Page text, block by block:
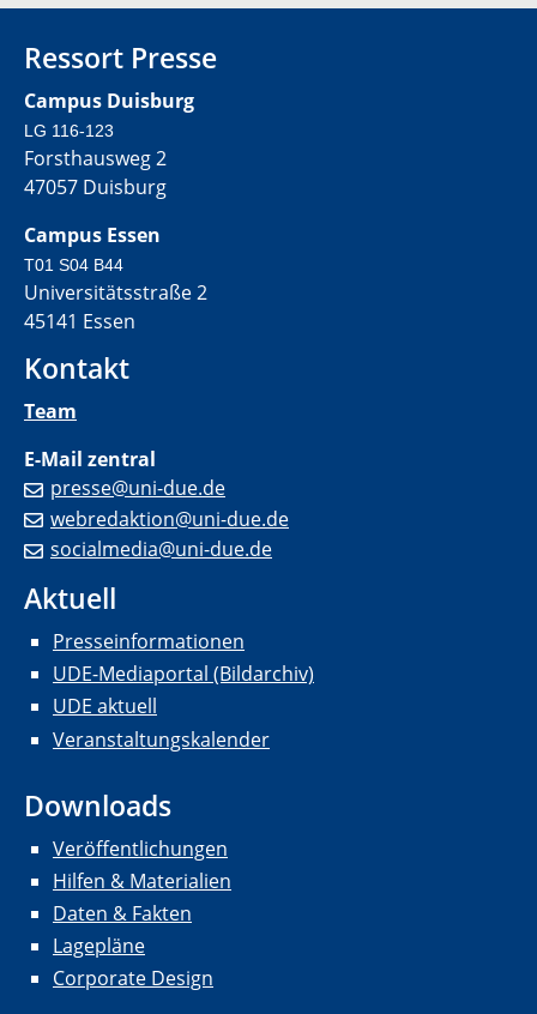
Ressort Presse
Campus Duisburg
LG 116-123
Forsthausweg 2
47057 Duisburg
Campus Essen
T01 S04 B44
Universitätsstraße 2
45141 Essen
Kontakt
Team
E-Mail zentral
presse@uni-due.de
webredaktion@uni-due.de
socialmedia@uni-due.de
Aktuell
Presseinformationen
UDE-Mediaportal (Bildarchiv)
UDE aktuell
Veranstaltungskalender
Downloads
Veröffentlichungen
Hilfen & Materialien
Daten & Fakten
Lagepläne
Corporate Design